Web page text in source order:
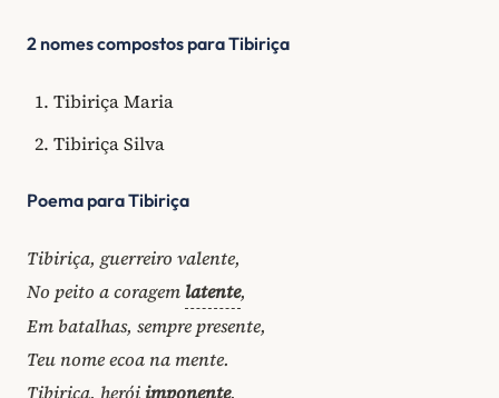
2 nomes compostos para Tibiriça
Tibiriça Maria
Tibiriça Silva
Poema para Tibiriça
Tibiriça, guerreiro valente,
No peito a coragem latente,
Em batalhas, sempre presente,
Teu nome ecoa na mente.
Tibiriça, heróiimponente,